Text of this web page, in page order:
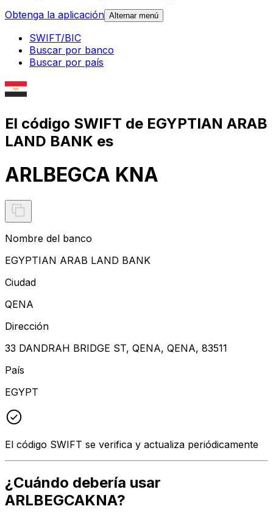
Obtenga la aplicación Alternar menú
SWIFT/BIC
Buscar por banco
Buscar por país
El código SWIFT de EGYPTIAN ARAB
LAND BANK es
ARLBEGCA KNA
Nombre del banco
EGYPTIAN ARAB LAND BANK
Ciudad
QENA
Dirección
33 DANDRAH BRIDGE ST, QENA, QENA, 83511
País
EGYPT
El código SWIFT se verifica y actualiza periódicamente
¿Cuándo debería usar
ARLBEGCAKNA?